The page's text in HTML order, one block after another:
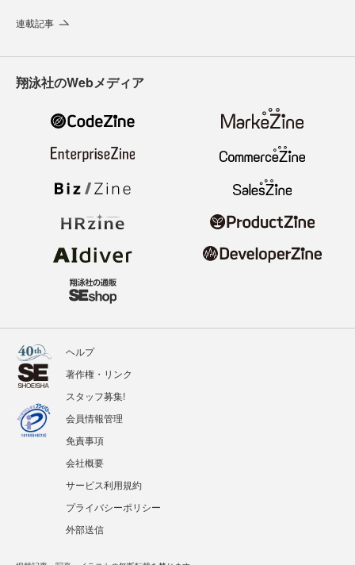
連載記事
翔泳社のWebメディア
ヘルプ
著作権・リンク
スタッフ募集!
会員情報管理
免責事項
会社概要
サービス利用規約
プライバシーポリシー
外部送信